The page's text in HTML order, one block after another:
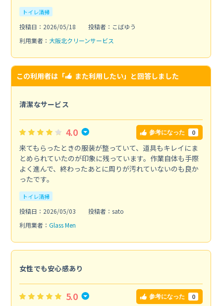
トイレ清掃
投稿日：2026/05/18
投稿者：こばゆう
利用業者： 大阪北クリーンサービス
この利用者は「 また利用したい」と回答しました
清潔なサービス
4.0 参考になった 0
来てもらったときの服装が整っていて、道具もキレイにま
とめられていたのが印象に残っています。作業自体も手際
よく進んで、終わったあとに周りが汚れていないのも良か
ったです。
トイレ清掃
投稿日：2026/05/03
投稿者：sato
利用業者： Glass Men
女性でも安心感あり
5.0 参考になった 0